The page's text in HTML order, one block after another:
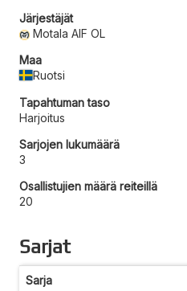
Järjestäjät
Motala AIF OL
Maa
Ruotsi
Tapahtuman taso
Harjoitus
Sarjojen lukumäärä
3
Osallistujien määrä reiteillä
20
Sarjat
Sarja